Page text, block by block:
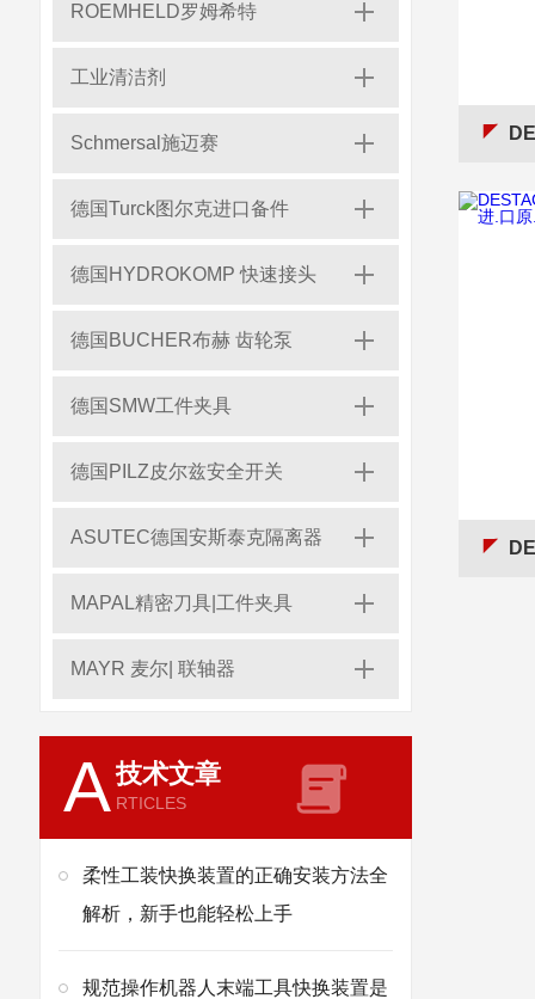
ROEMHELD罗姆希特
工业清洁剂
Schmersal施迈赛
德国Turck图尔克进口备件
德国HYDROKOMP 快速接头
德国BUCHER布赫 齿轮泵
德国SMW工件夹具
德国PILZ皮尔兹安全开关
ASUTEC德国安斯泰克隔离器
MAPAL精密刀具|工件夹具
MAYR 麦尔| 联轴器
A技术文章
RTICLES
柔性工装快换装置的正确安装方法全
解析，新手也能轻松上手
规范操作机器人末端工具快换装置是